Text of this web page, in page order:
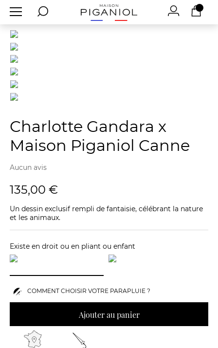
Charlotte Gandara x
Maison Piganiol Canne
Aucun avis
135,00 €
Un dessin exclusif rempli de fantaisie, célébrant la nature
et les animaux.
Existe en droit ou en pliant ou enfant
COMMENT CHOISIR VOTRE PARAPLUIE ?
Ajouter au panier